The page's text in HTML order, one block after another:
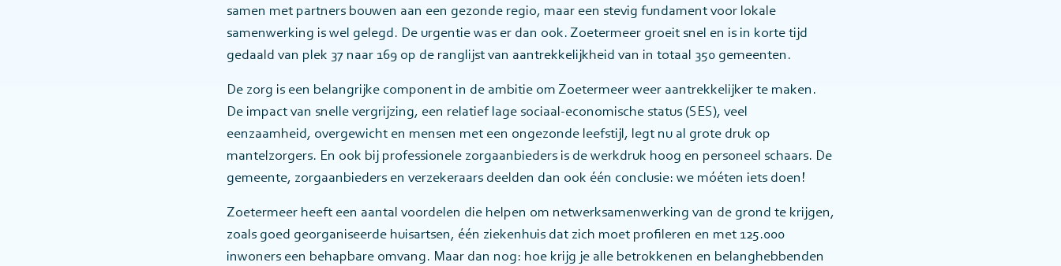
samen met partners bouwen aan een gezonde regio, maar een stevig fundament voor lokale
samenwerking is wel gelegd. De urgentie was er dan ook. Zoetermeer groeit snel en is in korte tijd
gedaald van plek 37 naar 169 op de ranglijst van aantrekkelijkheid van in totaal 350 gemeenten.
De zorg is een belangrijke component in de ambitie om Zoetermeer weer aantrekkelijker te maken.
De impact van snelle vergrijzing, een relatief lage sociaal-economische status (SES), veel
eenzaamheid, overgewicht en mensen met een ongezonde leefstijl, legt nu al grote druk op
mantelzorgers. En ook bij professionele zorgaanbieders is de werkdruk hoog en personeel schaars. De
gemeente, zorgaanbieders en verzekeraars deelden dan ook één conclusie: we móéten iets doen!
Zoetermeer heeft een aantal voordelen die helpen om netwerksamenwerking van de grond te krijgen,
zoals goed georganiseerde huisartsen, één ziekenhuis dat zich moet profileren en met 125.000
inwoners een behapbare omvang. Maar dan nog: hoe krijg je alle betrokkenen en belanghebbenden